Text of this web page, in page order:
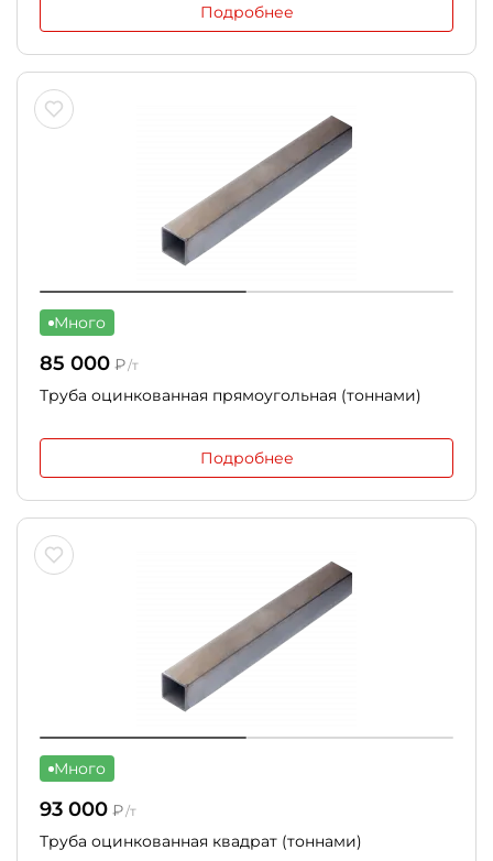
Подробнее
Много
85 000 ₽/т
Труба оцинкованная прямоугольная (тоннами)
Подробнее
Много
93 000 ₽/т
Труба оцинкованная квадрат (тоннами)